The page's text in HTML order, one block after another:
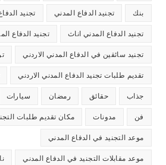
بنك تجنيد الدفاع المدني تجنيد الدفاع
تجنيد الدفاع المدني اناث تجنيد الدفاع
تجنيد سائقين في الدفاع المدني الاردني
تقديم طلبات تجنيد الدفاع المدني الاردني
جذاب حقائق رمضان سيارات
فن مدونات مكان تقديم طلبات
موعد التجنيد في الدفاع المدني
موعد مقابلات التجنيد في الدفاع المدني